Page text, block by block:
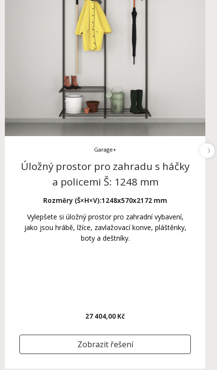
Garage+
Úložný prostor pro zahradu s háčky
a policemi Š: 1248 mm
Rozměry (Š×H×V):1248x570x2172 mm
Vylepšete si úložný prostor pro zahradní vybavení,
jako jsou hrábě, lžíce, zavlažovací konve, pláštěnky,
boty a deštníky.
27 404,00 Kč
Zobrazit řešení